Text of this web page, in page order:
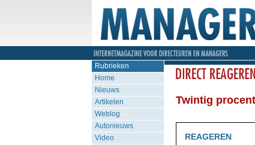
Rubrieken
Home
Nieuws
Artikelen
Weblog
Autonieuws
Video
Twintig
REAGEREN